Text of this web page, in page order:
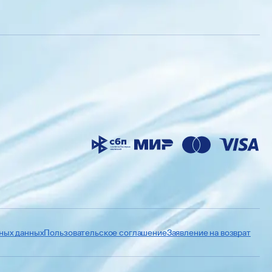
данныхПользовательское соглашениеЗаявление на возврат